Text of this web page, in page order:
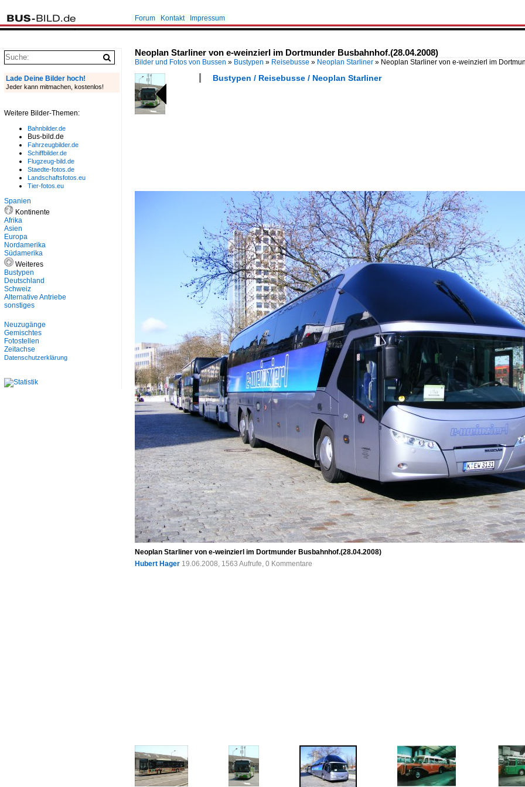
Forum Kontakt Impressum
Neoplan Starliner von e-weinzierl im Dortmunder Busbahnhof.(28.04.2008)
Bilder und Fotos von Bussen » Bustypen » Reisebusse » Neoplan Starliner » Neoplan Starliner von e-weinzierl im
Bustypen / Reisebusse / Neoplan Starliner
Neoplan Starliner von e-weinzierl im Dortmunder Busbahnhof.(28.04.2008)
Hubert Hager 19.06.2008, 1563 Aufrufe, 0 Kommentare
Lade Deine Bilder hoch!
Jeder kann mitmachen, kostenlos!
Weitere Bilder-Themen:
Bahnbilder.de
Bus-bild.de
Fahrzeugbilder.de
Schiffbilder.de
Flugzeug-bild.de
Staedte-fotos.de
Landschaftsfotos.eu
Tier-fotos.eu
Spanien
Kontinente
Afrika
Asien
Europa
Nordamerika
Südamerika
Weiteres
Bustypen
Deutschland
Schweiz
Alternative Antriebe
sonstiges
Neuzugänge
Gemischtes
Fotostellen
Zeitachse
Datenschutzerklärung